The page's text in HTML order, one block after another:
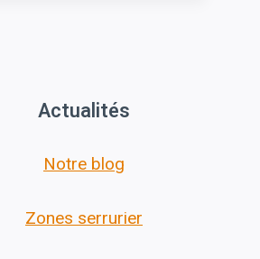
Actualités
Notre blog
Zones serrurier